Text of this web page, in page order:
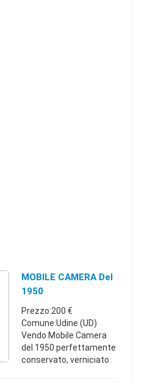
MOBILE CAMERA Del
1950
Prezzo:200 €
Comune:Udine (UD)
Vendo Mobile Camera
del 1950 perfettamente
conservato, verniciato